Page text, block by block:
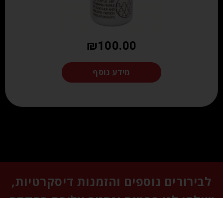
₪100.00
מידע נוסף
לבירורים נוספים והזמנות דיסקרטיות,